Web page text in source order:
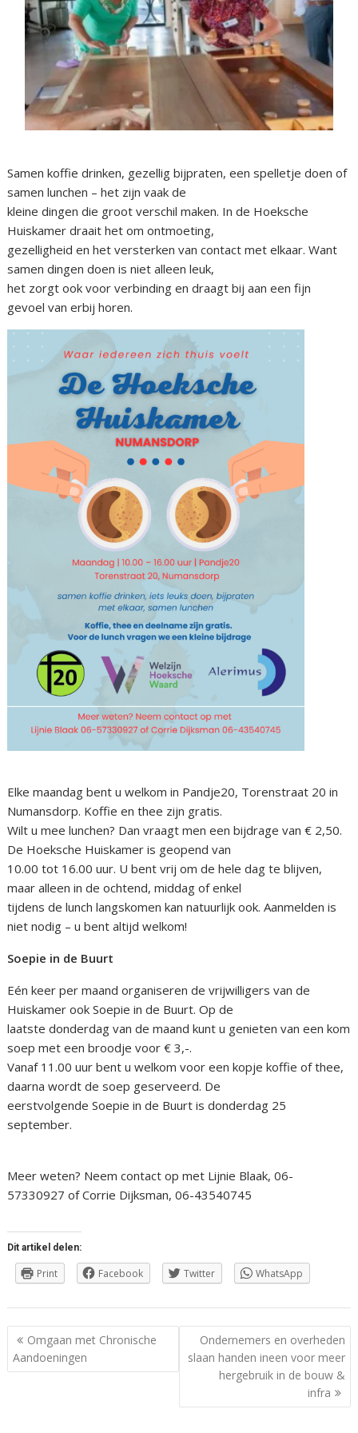
Samen koffie drinken, gezellig bijpraten, een spelletje doen of
samen lunchen – het zijn vaak de
kleine dingen die groot verschil maken. In de Hoeksche
Huiskamer draait het om ontmoeting,
gezelligheid en het versterken van contact met elkaar. Want
samen dingen doen is niet alleen leuk,
het zorgt ook voor verbinding en draagt bij aan een fijn
gevoel van erbij horen.
Elke maandag bent u welkom in Pandje20, Torenstraat 20 in
Numansdorp. Koffie en thee zijn gratis.
Wilt u mee lunchen? Dan vraagt men een bijdrage van € 2,50.
De Hoeksche Huiskamer is geopend van
10.00 tot 16.00 uur. U bent vrij om de hele dag te blijven,
maar alleen in de ochtend, middag of enkel
tijdens de lunch langskomen kan natuurlijk ook. Aanmelden is
niet nodig – u bent altijd welkom!
Soepie in de Buurt
Eén keer per maand organiseren de vrijwilligers van de
Huiskamer ook Soepie in de Buurt. Op de
laatste donderdag van de maand kunt u genieten van een kom
soep met een broodje voor € 3,-.
Vanaf 11.00 uur bent u welkom voor een kopje koffie of thee,
daarna wordt de soep geserveerd. De
eerstvolgende Soepie in de Buurt is donderdag 25
september.
Meer weten? Neem contact op met Lijnie Blaak, 06-
57330927 of Corrie Dijksman, 06-43540745
Dit artikel delen:
Print Facebook Twitter WhatsApp
Berichtnavigatie
Omgaan met Chronische
Aandoeningen
Ondernemers en overheden
slaan handen ineen voor meer
hergebruik in de bouw &
infra